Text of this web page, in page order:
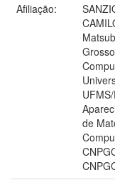
Afiliação:
de